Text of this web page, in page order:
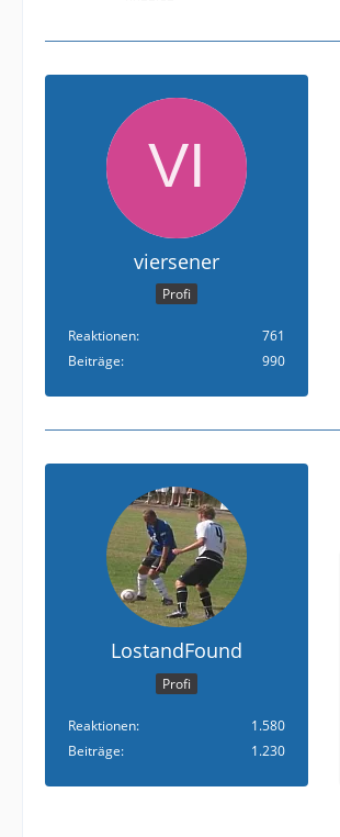
viersener
Profi
Reaktionen
761
Beiträge
990
LostandFound
Profi
Reaktionen
1.580
Beiträge
1.230